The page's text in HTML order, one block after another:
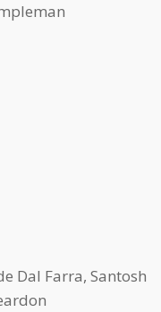
Dal Farra, Santosh